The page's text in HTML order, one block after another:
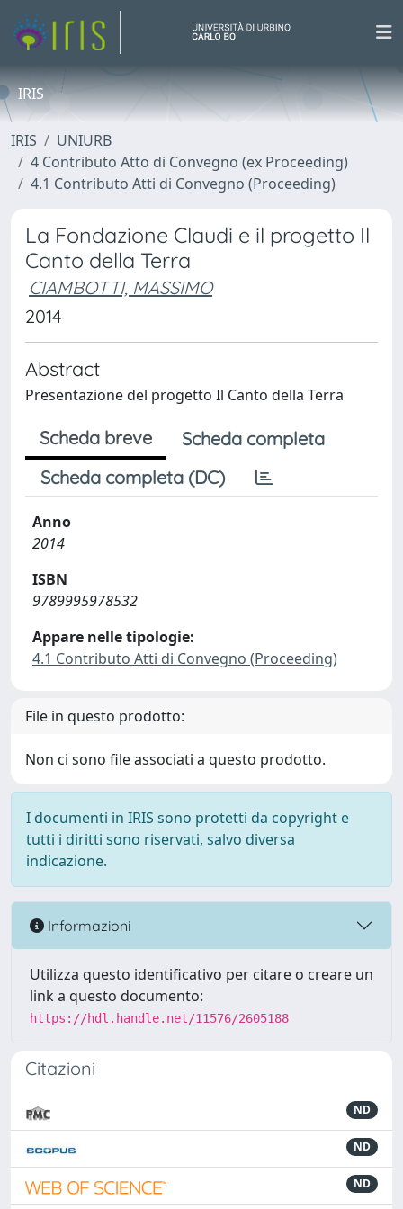
IRIS
IRIS
UNIURB
4 Contributo Atto di Convegno (ex Proceeding)
4.1 Contributo Atti di Convegno (Proceeding)
La Fondazione Claudi e il progetto Il
Canto della Terra
CIAMBOTTI, MASSIMO
2014
Abstract
Presentazione del progetto Il Canto della Terra
Scheda breve
Scheda completa
Scheda completa (DC)
Anno
2014
ISBN
9789995978532
Appare nelle tipologie:
4.1 Contributo Atti di Convegno (Proceeding)
File in questo prodotto:
Non ci sono file associati a questo prodotto.
I documenti in IRIS sono protetti da copyright e
tutti i diritti sono riservati, salvo diversa
indicazione.
Informazioni
Utilizza questo identificativo per citare o creare un
link a questo documento:
https://hdl.handle.net/11576/2605188
Citazioni
ND
ND
ND